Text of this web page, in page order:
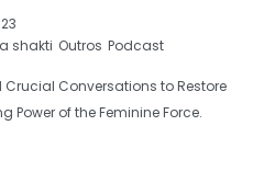
shakti Outros Podcast
Conversations to Restore
Power of the Feminine Force.